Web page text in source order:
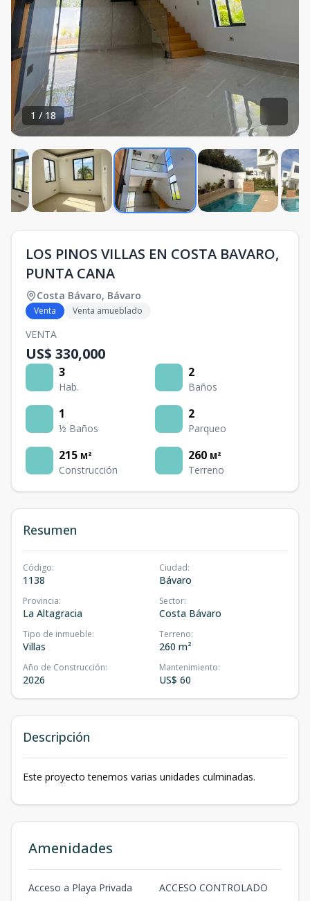
1 / 18
LOS PINOS VILLAS EN COSTA BAVARO,
PUNTA CANA
Costa Bávaro, Bávaro
Venta Venta amueblado
VENTA
US$ 330,000
3
Hab.
2
Baños
1
½ Baños
2
Parqueo
215 M²
Construcción
260 M²
Terreno
Resumen
Código:
1138
Ciudad:
Bávaro
Provincia:
La Altagracia
Sector:
Costa Bávaro
Tipo de inmueble:
Villas
Terreno:
260 m²
Año de Construcción:
2026
Mantenimiento:
US$ 60
Descripción
Este proyecto tenemos varias unidades culminadas.
Amenidades
Acceso a Playa Privada
ACCESO CONTROLADO